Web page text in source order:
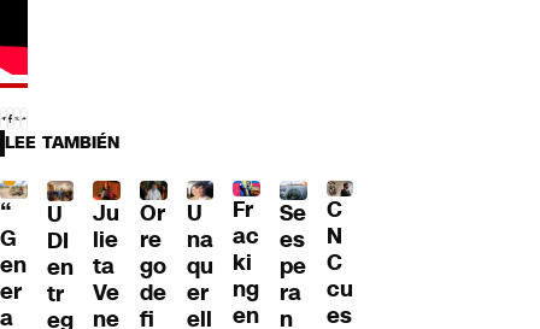
LEE TAMBIÉN
“
G
en
er
a
U
DI
en
tr
eg
Ju
lie
ta
Ve
ne
Or
re
go
de
fi
U
na
qu
er
ell
Fr
ac
ki
ng
en
Se
es
pe
ra
n
C
N
C
cu
es